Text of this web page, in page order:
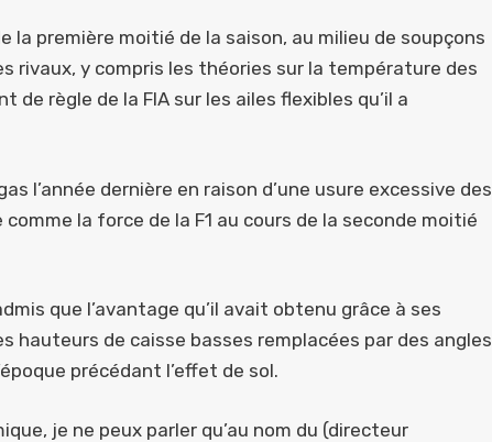
la première moitié de la saison, au milieu de soupçons
rivaux, y compris les théories sur la température des
règle de la FIA sur les ailes flexibles qu’il a
l’année dernière en raison d’une usure excessive des
la force de la F1 au cours de la seconde moitié
que l’avantage qu’il avait obtenu grâce à ses
hauteurs de caisse basses remplacées par des angles
précédant l’effet de sol.
je ne peux parler qu’au nom du (directeur